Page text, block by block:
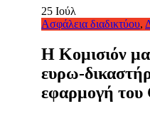
25 Ιούλ
Ασφάλεια διαδικτύου,
Η Κομισιόν
ευρω-
εφαρμογή του